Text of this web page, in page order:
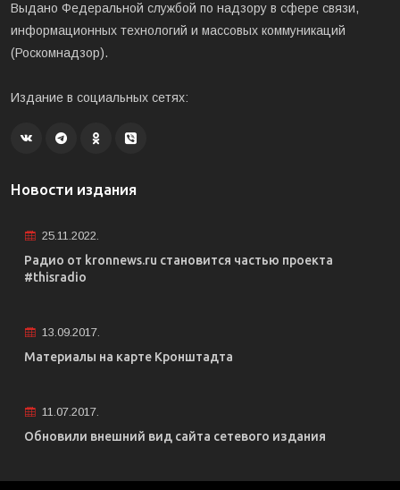
Выдано Федеральной службой по надзору в сфере связи,
информационных технологий и массовых коммуникаций
(Роскомнадзор).
Издание в социальных сетях:
Новости издания
25.11.2022.
Радио от kronnews.ru становится частью проекта
#thisradio
13.09.2017.
Материалы на карте Кронштадта
11.07.2017.
Обновили внешний вид сайта сетевого издания